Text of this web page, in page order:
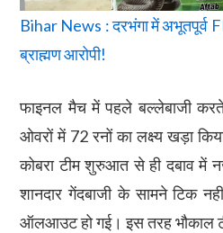
Bihar News : दरभंगा में अभूतपूर्व
ब्राह्मण आरोपी!
फाइनल मैच में पहले बल्लेबाजी करते
ओवरों में 72 रनों का लक्ष्य खड़ा
कोबरा टीम शुरुआत से ही दबाव में
शानदार गेंदबाजी के सामने टिक
ऑलआउट हो गई। इस तरह भौकाल